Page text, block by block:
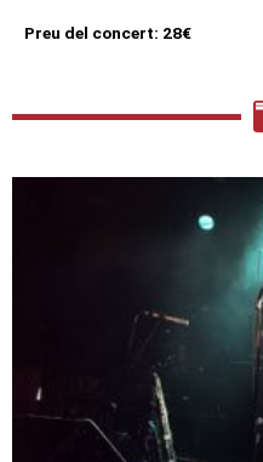
Preu del concert: 28€